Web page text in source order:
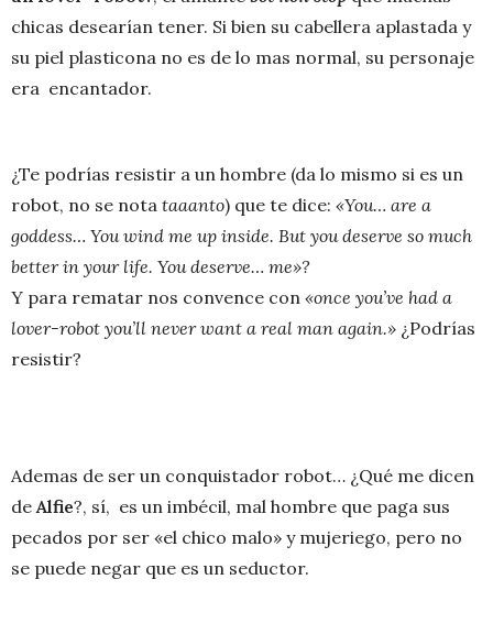
chicas desearían tener. Si bien su cabellera aplastada y
su piel plasticona no es de lo mas normal, su personaje
era encantador.
¿Te podrías resistir a un hombre (da lo mismo si es un
robot, no se nota taaanto) que te dice: «You… are a
goddess… You wind me up inside. But you deserve so much
better in your life. You deserve… me»?
Y para rematar nos convence con «once you’ve had a
lover-robot you’ll never want a real man again.» ¿Podrías
resistir?
Ademas de ser un conquistador robot… ¿Qué me dicen
de Alfie?, sí, es un imbécil, mal hombre que paga sus
pecados por ser «el chico malo» y mujeriego, pero no
se puede negar que es un seductor.